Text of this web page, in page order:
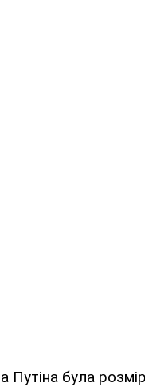
Путіна була